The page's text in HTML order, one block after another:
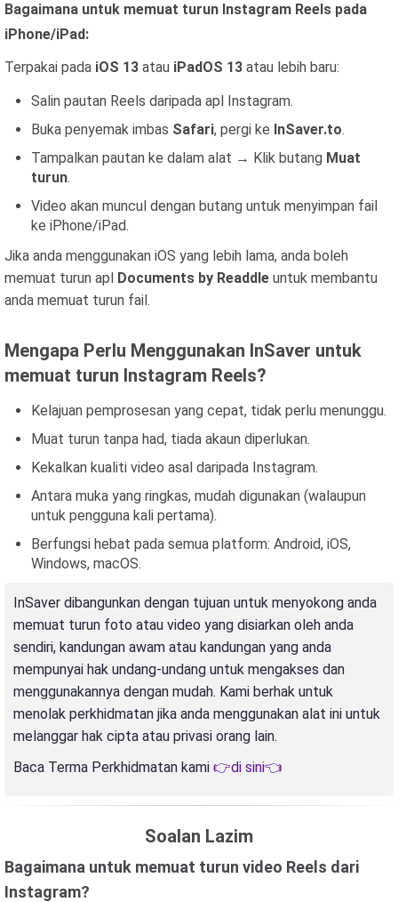
Bagaimana untuk memuat turun Instagram Reels pada
iPhone/iPad:
Terpakai pada iOS 13 atau iPadOS 13 atau lebih baru:
Salin pautan Reels daripada apl Instagram.
Buka penyemak imbas Safari, pergi ke InSaver.to.
Tampalkan pautan ke dalam alat → Klik butang Muat
turun.
Video akan muncul dengan butang untuk menyimpan fail
ke iPhone/iPad.
Jika anda menggunakan iOS yang lebih lama, anda boleh
memuat turun apl Documents by Readdle untuk membantu
anda memuat turun fail.
Mengapa Perlu Menggunakan InSaver untuk
memuat turun Instagram Reels?
Kelajuan pemprosesan yang cepat, tidak perlu menunggu.
Muat turun tanpa had, tiada akaun diperlukan.
Kekalkan kualiti video asal daripada Instagram.
Antara muka yang ringkas, mudah digunakan (walaupun
untuk pengguna kali pertama).
Berfungsi hebat pada semua platform: Android, iOS,
Windows, macOS.
InSaver dibangunkan dengan tujuan untuk menyokong anda
memuat turun foto atau video yang disiarkan oleh anda
sendiri, kandungan awam atau kandungan yang anda
mempunyai hak undang-undang untuk mengakses dan
menggunakannya dengan mudah. Kami berhak untuk
menolak perkhidmatan jika anda menggunakan alat ini untuk
melanggar hak cipta atau privasi orang lain.
Baca Terma Perkhidmatan kami 👉di sini👈
Soalan Lazim
Bagaimana untuk memuat turun video Reels dari
Instagram?